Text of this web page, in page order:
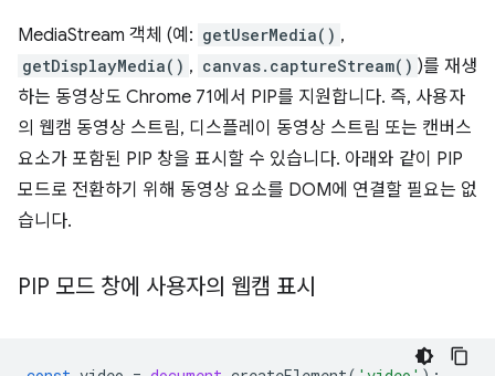
MediaStream 객체 (예: getUserMedia() ,
getDisplayMedia() , canvas.captureStream() )를 재생
하는 동영상도 Chrome 71에서 PIP를 지원합니다. 즉, 사용자
의 웹캠 동영상 스트림, 디스플레이 동영상 스트림 또는 캔버스
요소가 포함된 PIP 창을 표시할 수 있습니다. 아래와 같이 PIP
모드로 전환하기 위해 동영상 요소를 DOM에 연결할 필요는 없
습니다.
PIP 모드 창에 사용자의 웹캠 표시